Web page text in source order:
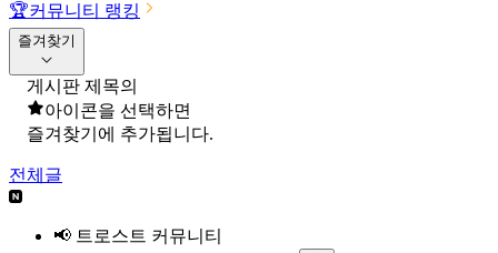
🏆커뮤니티 랭킹
즐겨찾기
게시판 제목의
아이콘을 선택하면
즐겨찾기에 추가됩니다.
전체글
📢 트로스트 커뮤니티